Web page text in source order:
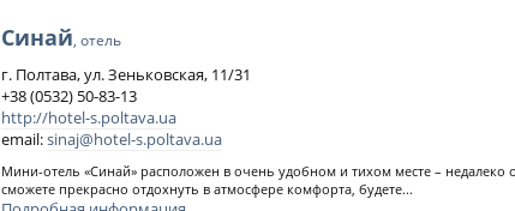
Синай, отель
г. Полтава, ул. Зеньковская, 11/31
+38 (0532) 50-83-13
http://hotel-s.poltava.ua
email:sinaj@hotel-s.poltava.ua
Мини-отель «Синай» расположен в очень удобном и тихом месте – недалеко
сможете прекрасно отдохнуть в атмосфере комфорта, будете...